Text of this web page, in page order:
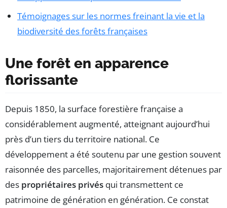
Témoignages sur les normes freinant la vie et la
biodiversité des forêts françaises
Une forêt en apparence
florissante
Depuis 1850, la surface forestière française a
considérablement augmenté, atteignant aujourd’hui
près d’un tiers du territoire national. Ce
développement a été soutenu par une gestion souvent
raisonnée des parcelles, majoritairement détenues par
des propriétaires privés qui transmettent ce
patrimoine de génération en génération. Ce constat